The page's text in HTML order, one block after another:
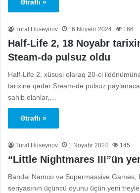
Ətraflı »
Tural Hüseynov 16 Noyabr 2024 166
Half-Life 2, 18 Noyabr
Steam-də pulsuz oldu
Half-Life 2, xüsusi olaraq 20-ci
tarixinə qədər Steam-də pulsuz
sahib olanlar,…
Ətraflı »
Tural Hüseynov 1 Noyabr 2024 145
“Little Nightmares III”ün
Bandai Namco və Supermassive Games,
seriyasının üçüncü oyunu üçün yeni treyler